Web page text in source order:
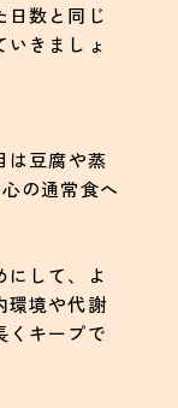
日数と同じ
きましょ
は豆腐や蒸
の通常食へ
にして、よ
環境や代謝
くキープで